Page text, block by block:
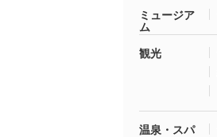
ミュージア
ム
観光
温泉・スパ